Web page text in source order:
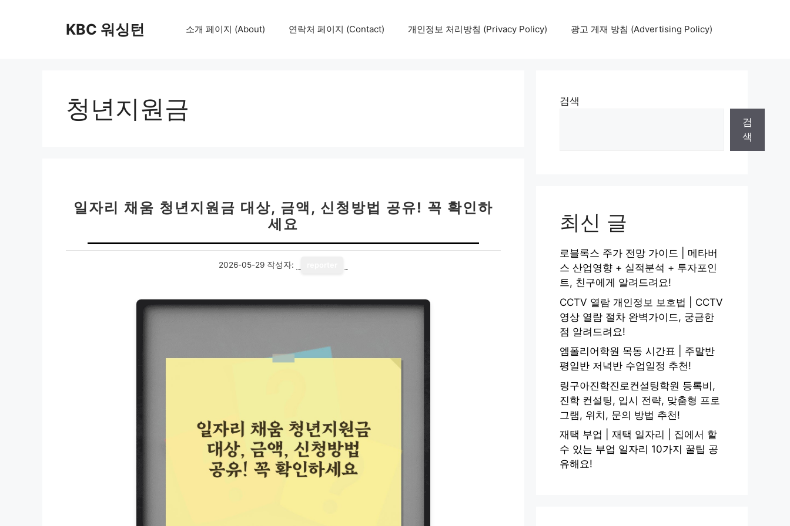
KBC 워싱턴 소개 페이지 (About) 연락처 페이지 (Contact) 개인정보 처리방침 (Privacy Policy) 광고 게재 방침 (Advertising Policy)
청년지원금
일자리 채움 청년지원금 대상, 금액, 신청방법 공유! 꼭 확인하
세요
2026-05-29 작성자:
검색
검
색
최신 글
로블록스 주가 전망 가이드 | 메타버
스 산업영향 + 실적분석 + 투자포인
트, 친구에게 알려드려요!
CCTV 열람 개인정보 보호법 | CCTV
영상 열람 절차 완벽가이드, 궁금한
점 알려드려요!
엠폴리어학원 목동 시간표 | 주말반
평일반 저녁반 수업일정 추천!
링구아진학진로컨설팅학원 등록비,
진학 컨설팅, 입시 전략, 맞춤형 프로
그램, 위치, 문의 방법 추천!
재택 부업 | 재택 일자리 | 집에서 할
수 있는 부업 일자리 10가지 꿀팁 공
유해요!